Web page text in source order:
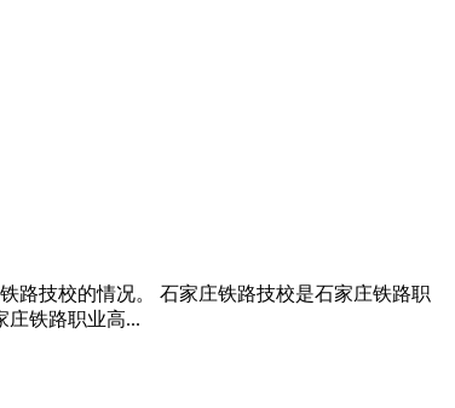
路技校的情况。 石家庄铁路技校是石家庄铁路职
庄铁路职业高...